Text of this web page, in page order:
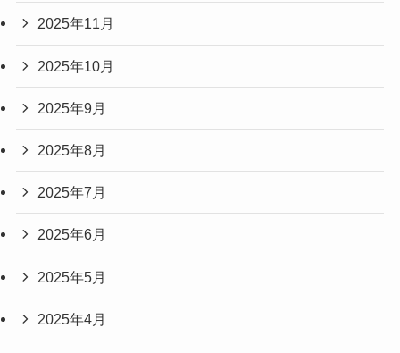
2025年11月
2025年10月
2025年9月
2025年8月
2025年7月
2025年6月
2025年5月
2025年4月